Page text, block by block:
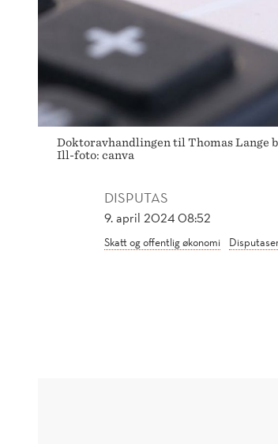
Doktoravhandlingen til Thomas Lange
Ill-foto: canva
DISPUTAS
9. april 2024 08:52
Skatt og offentlig økonomi